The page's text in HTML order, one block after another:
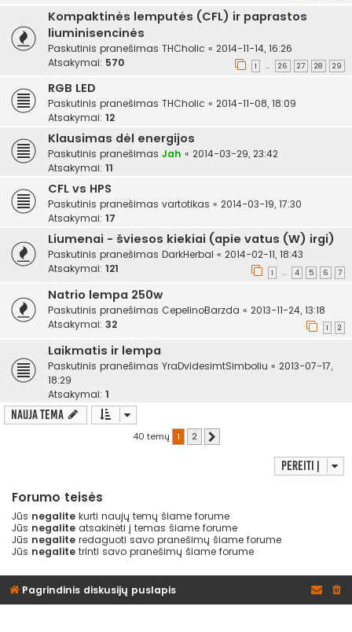
Kompaktinės lemputės (CFL) ir paprastos
liuminisencinės
Paskutinis pranešimas THCholic « 2014-11-14, 16:26
Atsakymai: 570 1 … 26 27 28 29
RGB LED
Paskutinis pranešimas THCholic « 2014-11-08, 18:09
Atsakymai: 12
Klausimas dėl energijos
Paskutinis pranešimas Jah « 2014-03-29, 23:42
Atsakymai: 11
CFL vs HPS
Paskutinis pranešimas vartotikas « 2014-03-19, 17:30
Atsakymai: 17
Liumenai - šviesos kiekiai (apie vatus (W) irgi)
Paskutinis pranešimas DarkHerbal « 2014-02-11, 18:43
Atsakymai: 121 1 … 4 5 6 7
Natrio lempa 250w
Paskutinis pranešimas CepelinoBarzda « 2013-11-24, 13:18
Atsakymai: 32 1 2
Laikmatis ir lempa
Paskutinis pranešimas YraDvidesimtSimboliu « 2013-07-17,
18:29
Atsakymai: 1
Nauja tema
40 temų 1 2
Pereiti į
Forumo teisės
Jūs negalite kurti naujų temų šiame forume
Jūs negalite atsakinėti į temas šiame forume
Jūs negalite redaguoti savo pranešimų šiame forume
Jūs negalite trinti savo pranešimų šiame forume
Pagrindinis diskusijų puslapis